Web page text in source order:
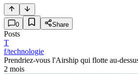
0 Share
Posts
T
f/technologie
Prendriez-vous l'Airship qui flotte au-
2 mois